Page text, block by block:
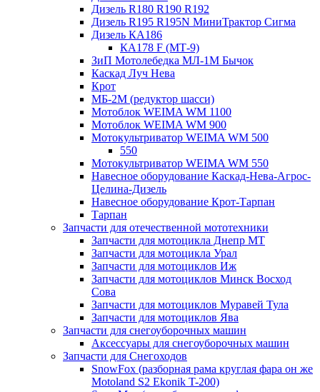
Дизель R180 R190 R192
Дизель R195 R195N МиниТрактор Сигма
Дизель КА186
КА178 F (МТ-9)
ЗиП Мотолебедка МЛ-1М Бычок
Каскад Луч Нева
Крот
МБ-2М (редуктор шасси)
Мотоблок WEIMA WM 1100
Мотоблок WEIMA WM 900
Мотокультриватор WEIMA WM 500
550
Мотокультриватор WEIMA WM 550
Навесное оборудование Каскад-Нева-Агрос-
Целина-Дизель
Навесное оборудование Крот-Тарпан
Тарпан
Запчасти для отечественной мототехники
Запчасти для мотоцикла Днепр МТ
Запчасти для мотоцикла Урал
Запчасти для мотоциклов Иж
Запчасти для мотоциклов Минск Восход
Сова
Запчасти для мотоциклов Муравей Тула
Запчасти для мотоциклов Ява
Запчасти для снегоуборочных машин
Аксессуары для снегоуборочных машин
Запчасти для Снегоходов
SnowFox (разборная рама круглая фара он же
Motoland S2 Ekonik T-200)